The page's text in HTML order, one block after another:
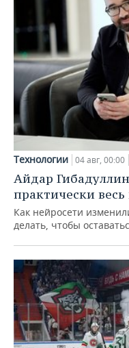
Технологии 04 авг, 00:00
Айдар
практически
Как нейросети
делать, чтобы